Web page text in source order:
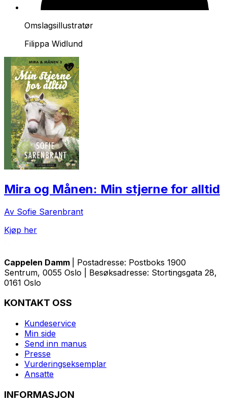
Omslagsillustratør
Filippa Widlund
Mira og Månen: Min stjerne for alltid
Av Sofie Sarenbrant
Kjøp her
Cappelen Damm
| Postadresse: Postboks 1900
Sentrum, 0055 Oslo | Besøksadresse: Stortingsgata 28,
0161 Oslo
KONTAKT OSS
Kundeservice
Min side
Send inn manus
Presse
Vurderingseksemplar
Ansatte
INFORMASJON